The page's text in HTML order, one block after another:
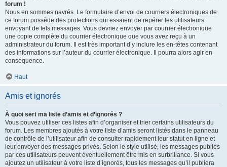
forum !
Nous en sommes navrés. Le formulaire d’envoi de courriers électroniques de
ce forum possède des protections qui essaient de repérer les utilisateurs
envoyant de tels messages. Vous devriez envoyer par courrier électronique
une copie complète du courrier électronique que vous avez reçu à un
administrateur du forum. Il est très important d’y inclure les en-têtes contenant
des informations sur l’auteur du courrier électronique. Il pourra alors agir en
conséquence.
Haut
Amis et ignorés
À quoi sert ma liste d’amis et d’ignorés ?
Vous pouvez utiliser ces listes afin d’organiser et trier certains utilisateurs du
forum. Les membres ajoutés à votre liste d’amis seront listés dans le panneau
de contrôle de l’utilisateur afin de consulter rapidement leur statut en ligne et
leur envoyer des messages privés. Selon le style utilisé, les messages publiés
par ces utilisateurs peuvent éventuellement être mis en surbrillance. Si vous
ajoutez un utilisateur à votre liste d’ignorés, tous les messages qu’il publiera